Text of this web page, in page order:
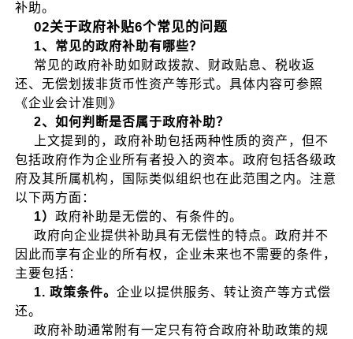
补助。
02关于政府补贴6个常见的问题
1、常见的政府补助有哪些？
常见的政府补助如财政拨款、财政贴息、税收返
还、无偿划拨非货币性资产等形式。具体内容可参照
《企业会计准则》
2、如何判断是否属于政府补助？
上文提到的，政府补助包括两种性质的资产，但不
包括政府作为企业所有者投入的资本。政府包括各级政
府及其所属机构，国际类似组织也在此范围之内。注意
以下两方面：
1）政府补助是无偿的、有条件的。
政府向企业提供补助具有无偿性的特点。政府并不
因此而享有企业的所有权，企业未来也不需要的条件，
主要包括：
1. 政策条件。企业以提供服务、转让资产等方式偿
还。
政府补助通常附有一定只有符合政府补助政策的规